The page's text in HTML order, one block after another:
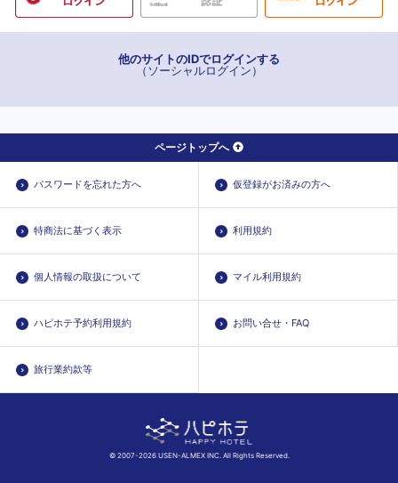
他のサイトのIDでログインする
（ソーシャルログイン）
ページトップへ
パスワードを忘れた方へ 仮登録がお済みの方へ
特商法に基づく表示 利用規約
個人情報の取扱について マイル利用規約
ハピホテ予約利用規約 お問い合せ・FAQ
旅行業約款等
© 2007-2026 USEN-ALMEX INC. All Rights Reserved.